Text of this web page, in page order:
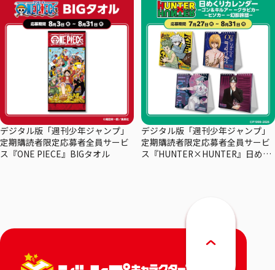
デジタル版「週刊少年ジャンプ」
定期購読者限定応募者全員サービ
ス『ONE PIECE』BIGタオル
デジタル版「週刊少年ジャンプ」
定期購読者限定応募者全員サービ
ス『HUNTER×HUNTER』日めく